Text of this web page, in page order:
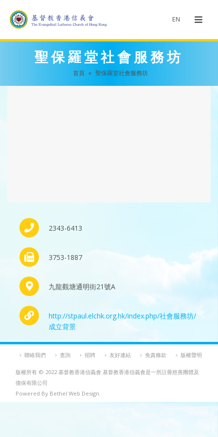
EN
聖保羅堂社會服務坊
首頁 » 聖保羅堂社會服務坊
2343-6413
3753-1887
九龍觀塘通明街21號A
http://stpaul.elchk.org.hk/index.php/社會服務坊/
成立背景
聯絡我們 查詢 招聘 友好連結 免責條款 版權聲明
版權所有 © 2022 基督教香港信義會 基督教香港信義會是一所註冊慈善團體及
擔保有限公司
Powered By Bethel Web Design.